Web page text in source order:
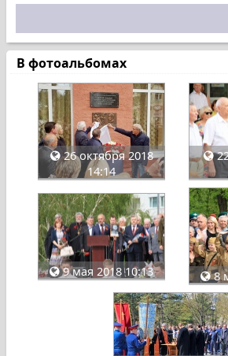
В фотоальбомах
26 октября 2018
14:14
9 мая 2018 10:13 8